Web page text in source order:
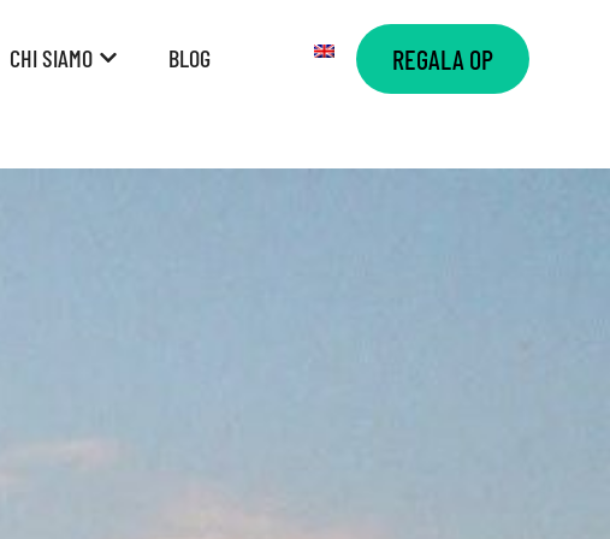
CHI SIAMO
BLOG
REGALA OP